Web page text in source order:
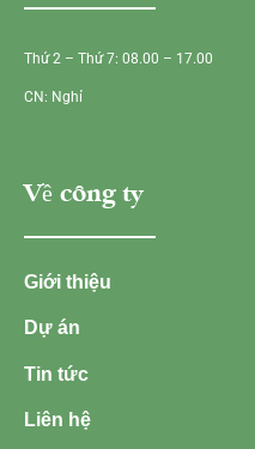
Thứ 2 – Thứ 7: 08.00 – 17.00
CN: Nghỉ
Về công ty
Giới thiệu
Dự án
Tin tức
Liên hệ